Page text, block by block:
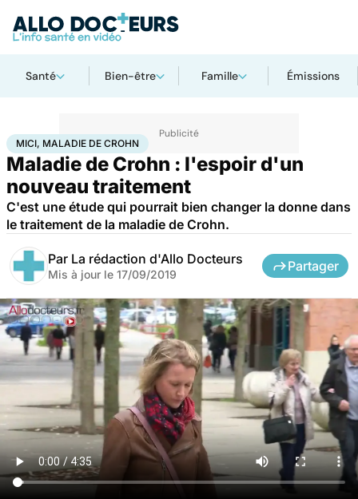
Santé Bien-être Famille Émissions
AccueilSantéMICI, Maladie de Crohn
MICI, MALADIE DE CROHN
Maladie de Crohn : l'espoir d'un
nouveau traitement
C'est une étude qui pourrait bien changer la donne dans
le traitement de la maladie de Crohn.
Par La rédaction d'Allo Docteurs
Mis à jour le 17/09/2019
Partager